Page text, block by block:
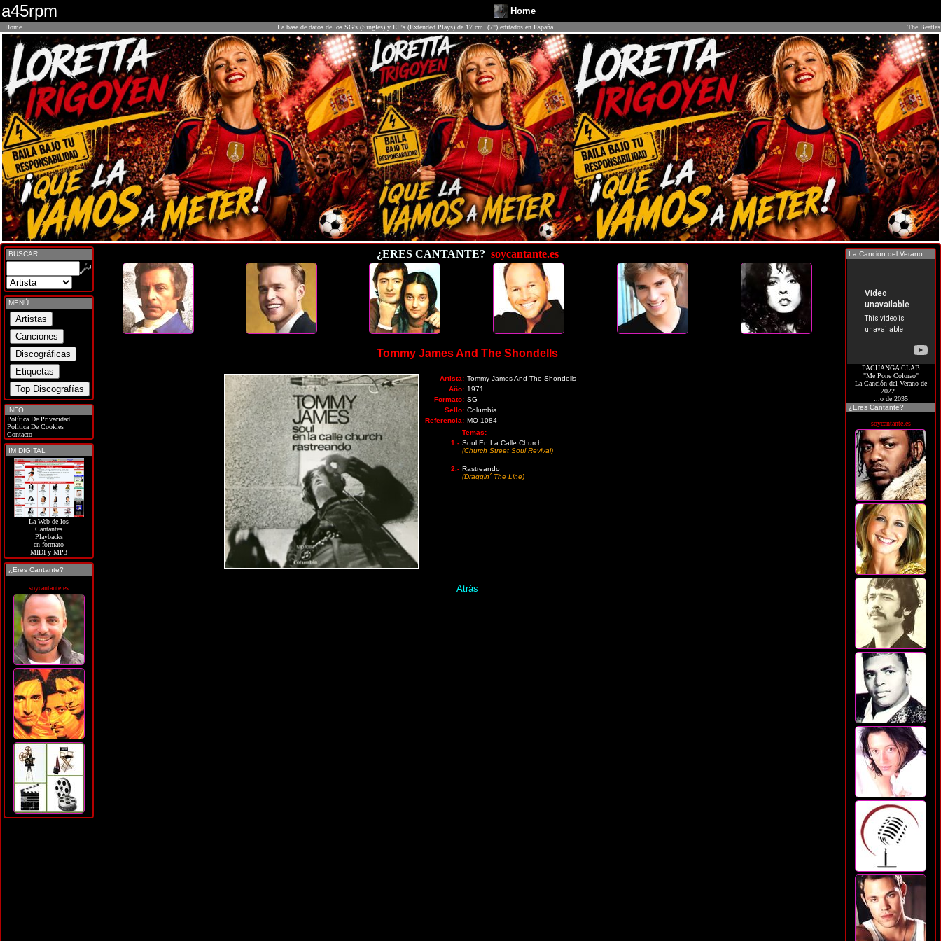
a45rpm Home
Home La base de datos de los SG's (Singles) y EP's (Extended Plays) de 17 cm. (7") editados en España. The Beatles
BUSCAR
MENÚ
INFO
Política De Privacidad
Política De Cookies
Contacto
IM DIGITAL
La Web de los
Cantantes
Playbacks
en formato
MIDI y MP3
¿Eres Cantante?
soycantante.es
¿ERES CANTANTE? soycantante.es
Tommy James And The Shondells
Artista: Tommy James And The Shondells
Año: 1971
Formato: SG
Sello: Columbia
Referencia: MO 1084
Temas:
1.- Soul En La Calle Church
(Church Street Soul Revival)
2.- Rastreando
(Draggin´ The Line)
Atrás
La Canción del Verano
PACHANGA CLAB
"Me Pone Colorao"
La Canción del Verano de
2022...
...o de 2035
¿Eres Cantante?
soycantante.es